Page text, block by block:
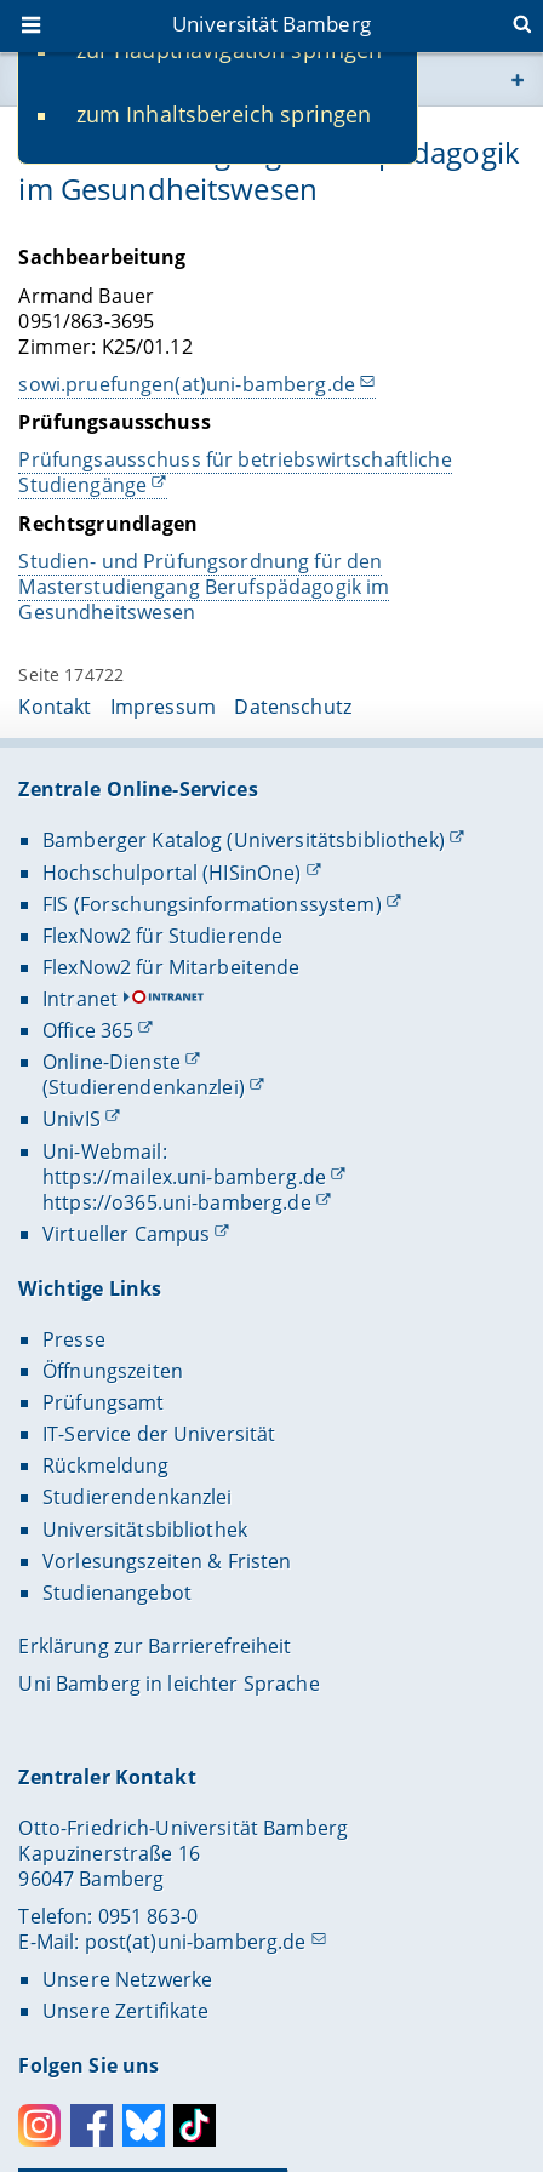
zur Hauptnavigation springen
zum Inhaltsbereich springen
Universität Bamberg
www.uni-bamberg.de
univis.uni-bamberg.de
fis.uni-bamberg.de
Masterstudiengang Berufspädagogik
im Gesundheitswesen
Sachbearbeitung
Armand Bauer
0951/863-3695
Zimmer: K25/01.12
sowi.pruefungen(at)uni-bamberg.de
Prüfungsausschuss
Prüfungsausschuss für betriebswirtschaftliche
Studiengänge
Rechtsgrundlagen
Studien- und Prüfungsordnung für den
Masterstudiengang Berufspädagogik im
Gesundheitswesen
Seite 174722
Kontakt Impressum Datenschutz
Zentrale Online-Services
Bamberger Katalog (Universitätsbibliothek)
Hochschulportal (HISinOne)
FIS (Forschungsinformationssystem)
FlexNow2 für Studierende
FlexNow2 für Mitarbeitende
Intranet
Office 365
Online-Dienste
(Studierendenkanzlei)
UnivIS
Uni-Webmail:
https://mailex.uni-bamberg.de
https://o365.uni-bamberg.de
Virtueller Campus
Wichtige Links
Presse
Öffnungszeiten
Prüfungsamt
IT-Service der Universität
Rückmeldung
Studierendenkanzlei
Universitätsbibliothek
Vorlesungszeiten & Fristen
Studienangebot
Erklärung zur Barrierefreiheit
Uni Bamberg in leichter Sprache
Zentraler Kontakt
Otto-Friedrich-Universität Bamberg
Kapuzinerstraße 16
96047 Bamberg
Telefon: 0951 863-0
E-Mail: post(at)uni-bamberg.de
Unsere Netzwerke
Unsere Zertifikate
Folgen Sie uns